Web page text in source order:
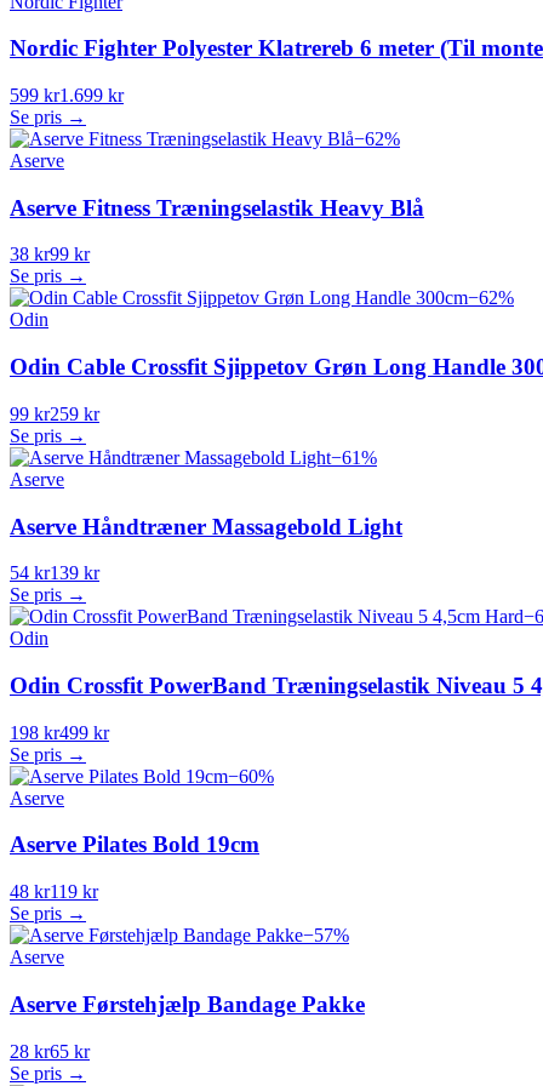
Nordic Fighter Polyester Klatrereb 6 meter (Til
599 kr1.699 kr
Se pris →
−62%
Aserve
Aserve Fitness Træningselastik Heavy Blå
38 kr99 kr
Se pris →
−62%
Odin
Odin Cable Crossfit Sjippetov Grøn Long Handle
99 kr259 kr
Se pris →
−61%
Aserve
Aserve Håndtræner Massagebold Light
54 kr139 kr
Se pris →
−
Odin
Odin Crossfit PowerBand Træningselastik Niveau 5
198 kr499 kr
Se pris →
−60%
Aserve
Aserve Pilates Bold 19cm
48 kr119 kr
Se pris →
−57%
Aserve
Aserve Førstehjælp Bandage Pakke
28 kr65 kr
Se pris →